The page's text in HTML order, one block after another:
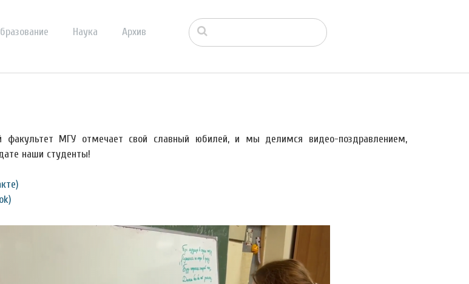
Наука Архив
факультет МГУ отмечает свой славный юбилей, и мы делимся видео-поздравлением,
наши студенты!